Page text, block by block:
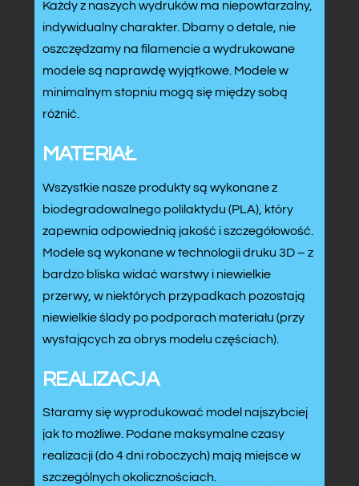
Każdy z naszych wydruków ma niepowtarzalny,
indywidualny charakter. Dbamy o detale, nie
oszczędzamy na filamencie a wydrukowane
modele są naprawdę wyjątkowe. Modele w
minimalnym stopniu mogą się między sobą
różnić.
MATERIAŁ
Wszystkie nasze produkty są wykonane z
biodegradowalnego polilaktydu (PLA), który
zapewnia odpowiednią jakość i szczegółowość.
Modele są wykonane w technologii druku 3D – z
bardzo bliska widać warstwy i niewielkie
przerwy, w niektórych przypadkach pozostają
niewielkie ślady po podporach materiału (przy
wystających za obrys modelu częściach).
REALIZACJA
Staramy się wyprodukować model najszybciej
jak to możliwe. Podane maksymalne czasy
realizacji (do 4 dni roboczych) mają miejsce w
szczególnych okolicznościach.